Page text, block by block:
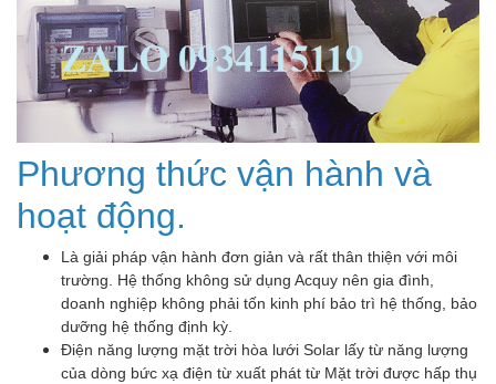
Phương thức vận hành và
hoạt động.
Là giải pháp vận hành đơn giản và rất thân thiện với môi
trường. Hệ thống không sử dụng Acquy nên gia đình,
doanh nghiệp không phải tốn kinh phí bảo trì hệ thống, bảo
dưỡng hệ thống định kỳ.
Điện năng lượng mặt trời hòa lưới Solar lấy từ năng lượng
của dòng bức xạ điện từ xuất phát từ Mặt trời được hấp thụ